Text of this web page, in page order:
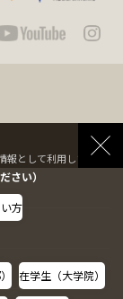
として利用します。
さい）
方
在学生（大学院）